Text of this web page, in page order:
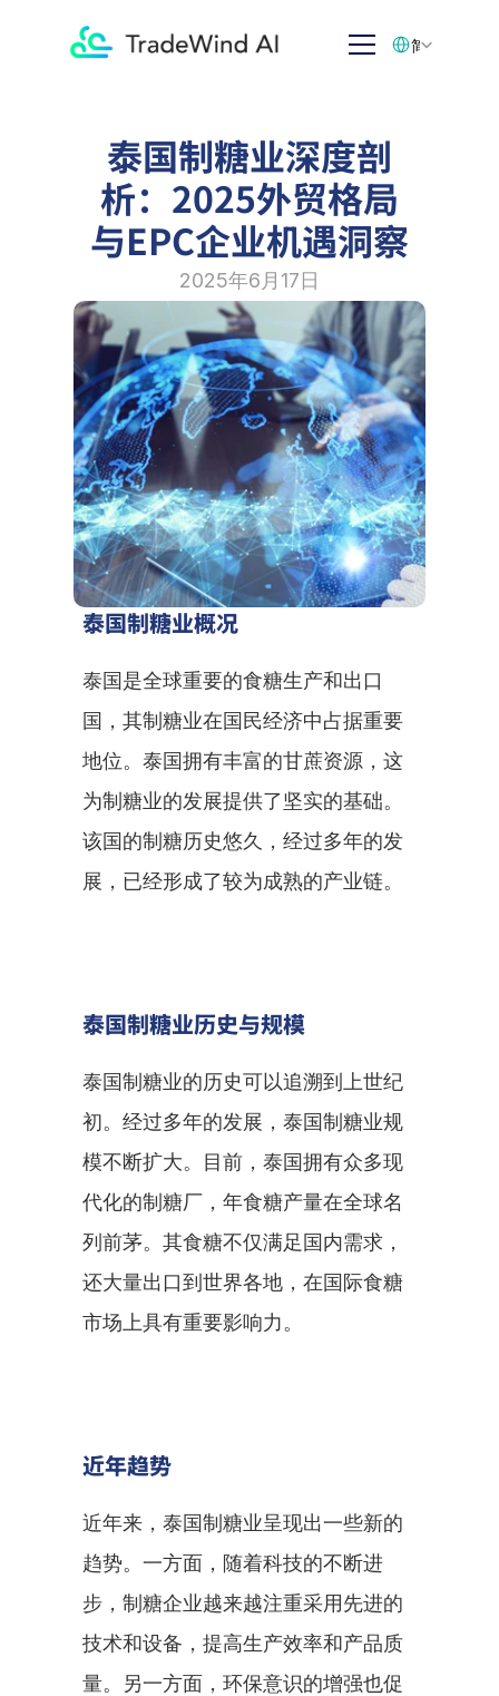
泰国制糖业深度剖
析：2025外贸格局
与EPC企业机遇洞察
2025年6月17日
泰国制糖业概况
泰国是全球重要的食糖生产和出口
国，其制糖业在国民经济中占据重要
地位。泰国拥有丰富的甘蔗资源，这
为制糖业的发展提供了坚实的基础。
该国的制糖历史悠久，经过多年的发
展，已经形成了较为成熟的产业链。
泰国制糖业历史与规模
泰国制糖业的历史可以追溯到上世纪
初。经过多年的发展，泰国制糖业规
模不断扩大。目前，泰国拥有众多现
代化的制糖厂，年食糖产量在全球名
列前茅。其食糖不仅满足国内需求，
还大量出口到世界各地，在国际食糖
市场上具有重要影响力。
近年趋势
近年来，泰国制糖业呈现出一些新的
趋势。一方面，随着科技的不断进
步，制糖企业越来越注重采用先进的
技术和设备，提高生产效率和产品质
量。另一方面，环保意识的增强也促
简体中文